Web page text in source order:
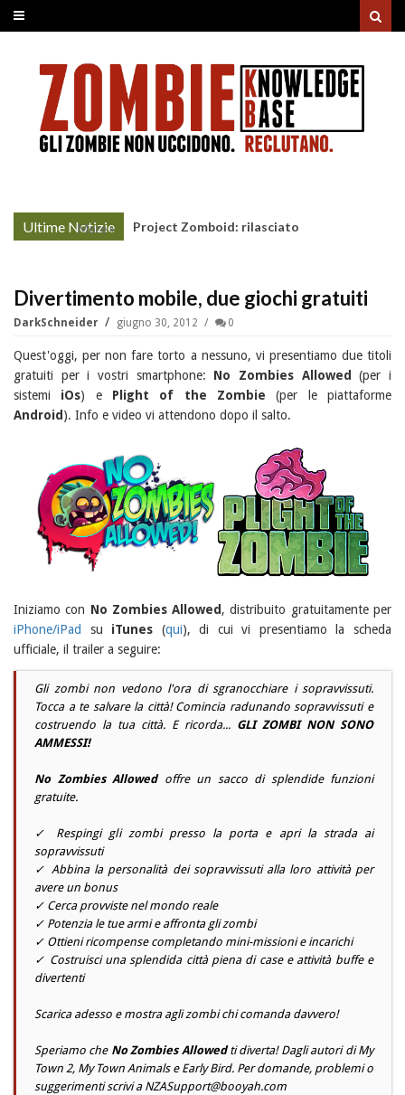
Ultime Notizie
More »
Project Zomboid: rilasciato
Divertimento mobile, due giochi gratuiti
DarkSchneider giugno 30, 2012 0
Quest'oggi, per non fare torto a nessuno, vi presentiamo due titoli
gratuiti per i vostri smartphone: No Zombies Allowed
(per i
sistemi iOs) e Plight of the Zombie (per le piattaforme
Android). Info e video vi attendono dopo il salto.
Iniziamo con No Zombies Allowed , distribuito gratuitamente per
iPhone/iPad
su iTunes (qui), di cui vi presentiamo la scheda
ufficiale, il trailer a seguire:
Gli zombi non vedono l'ora di sgranocchiare i sopravvissuti.
Tocca a te salvare la città! Comincia radunando sopravvissuti e
costruendo la tua città. E ricorda... GLI ZOMBI NON SONO
AMMESSI!
No Zombies Allowedoffre un sacco di splendide funzioni
gratuite.
✓ Respingi gli zombi presso la porta e apri la strada ai
sopravvissuti
✓ Abbina la personalità dei sopravvissuti alla loro attività per
avere un bonus
✓ Cerca provviste nel mondo reale
✓ Potenzia le tue armi e affronta gli zombi
✓ Ottieni ricompense completando mini-missioni e incarichi
✓ Costruisci una splendida città piena di case e attività buffe e
divertenti
Scarica adesso e mostra agli zombi chi comanda davvero!
Speriamo che No Zombies Allowedti diverta! Dagli autori di My
Town 2, My Town Animals e Early Bird. Per domande, problemi o
suggerimenti scrivi a NZASupport@booyah.com